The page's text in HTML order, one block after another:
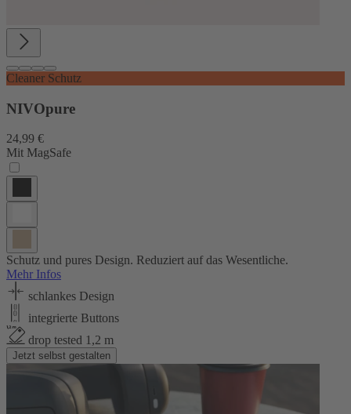
Cleaner Schutz
NIVOpure
24,99 €
Mit MagSafe
Schutz und pures Design. Reduziert auf das Wesentliche.
Mehr Infos
schlankes Design
integrierte Buttons
drop tested 1,2 m
Jetzt selbst gestalten